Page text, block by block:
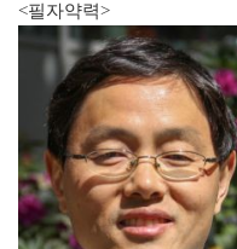
<필자약력>